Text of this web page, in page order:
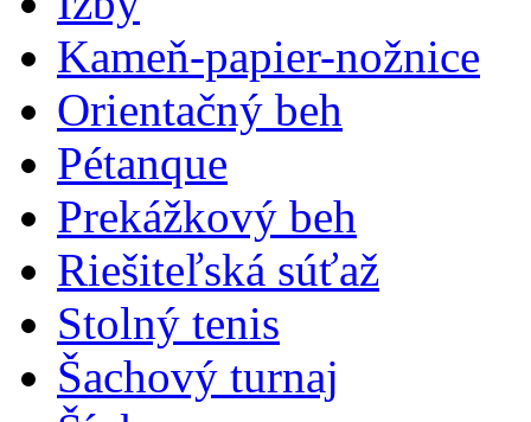
Kameň-papier-nožnice
Orientačný beh
Pétanque
Prekážkový beh
Riešiteľská súťaž
Stolný tenis
Šachový turnaj